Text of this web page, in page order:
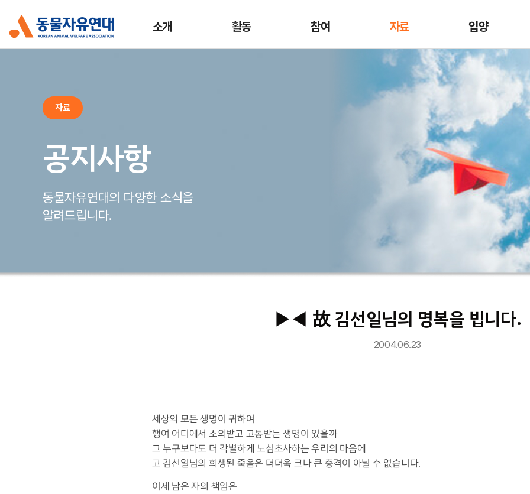
소개 활동 참여 자료 입양
자료
공지사항
동물자유연대의 다양한 소식을
알려드립니다.
▶◀ 故 김선일님의 명복을 빕니다.
2004.06.23
세상의 모든 생명이 귀하여
행여 어디에서 소외받고 고통받는 생명이 있을까
그 누구보다도 더 각별하게 노심초사하는 우리의 마음에
고 김선일님의 희생된 죽음은 더더욱 크나 큰 충격이 아닐 수 없습니다.
이제 남은 자의 책임은